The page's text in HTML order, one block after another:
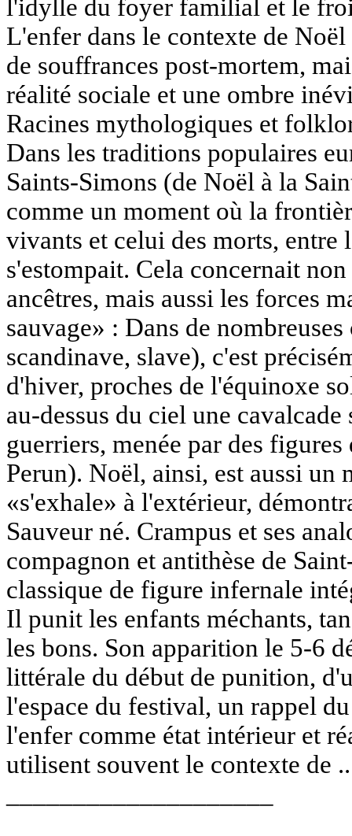
l'idylle du foyer familial et le
L'enfer dans le contexte de
de souffrances post-mortem,
réalité sociale et une ombre
Racines mythologiques et
Dans les traditions populaires
Saints-Simons (de Noël à la
comme un moment où la
vivants et celui des morts, entre
s'estompait. Cela concernait
ancêtres, mais aussi les forces
sauvage» : Dans de
scandinave, slave), c'est
d'hiver, proches de l'équinoxe
au-dessus du ciel une
guerriers, menée par des
Perun). Noël, ainsi, est aussi un
«s'exhale» à l'extérieur,
Sauveur né. Crampus et ses
compagnon et antithèse de
classique de figure infernale
Il punit les enfants méchants,
les bons. Son apparition le 5-6
littérale du début de punition,
l'espace du festival, un rappel
l'enfer comme état intérieur et
utilisent souvent le contexte de